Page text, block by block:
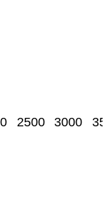
2500 3000